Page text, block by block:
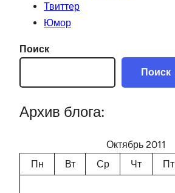
Твиттер
Юмор
Поиск
Поиск
Архив блога:
Октябрь 2011
Пн
Вт Ср Чт Пт